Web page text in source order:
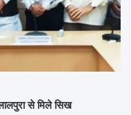
से मिले सिख